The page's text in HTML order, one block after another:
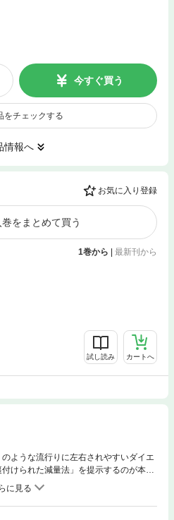
今すぐ買う
をチェックする
情報へ
お気に入り登録
をまとめて買う
1巻から | 最新刊から
試し読み カートへ
ような流行りに左右されやすいダイエ
けられた減量法」を提示するのが本書
「食べる順番の新常識」、「食行動質
係」や話題の「時間栄養学」や「低Ｆ
的なトピックスが満載。迷えるダイエ